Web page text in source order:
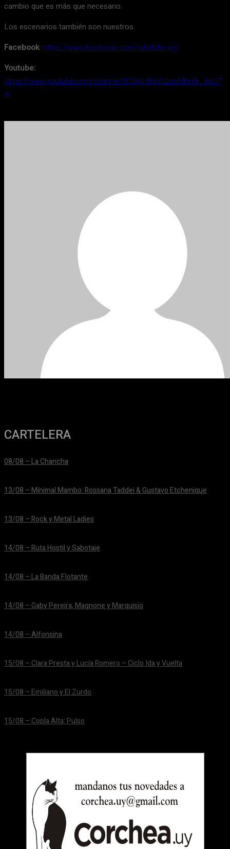
cambio que es más que necesario.
Los escenarios también son nuestros.
Facebook: https://www.facebook.com/ninalobo.uy/
Youtube:
https://www.youtube.com/channel/UC0plH9qVUzesMnhN_3qlJ7
w
CARTELERA
08/08 – La Chancha
13/08 – Mínimal Mambo: Rossana Taddei & Gustavo Etchenique
13/08 – Rock y Metal Ladies
14/08 – Ruta Hostil y Sabotaje
14/08 – La Banda Flotante
14/08 – Gaby Pereira, Magnone y Marquisio
14/08 – Alfonsina
15/08 – Clara Presta y Lucía Romero – Ciclo Ida y Vuelta
15/08 – Emiliano y El Zurdo
15/08 – Copla Alta: Pulso